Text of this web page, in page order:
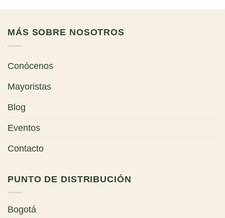
MÁS SOBRE NOSOTROS
Conócenos
Mayoristas
Blog
Eventos
Contacto
PUNTO DE DISTRIBUCIÓN
Bogotá